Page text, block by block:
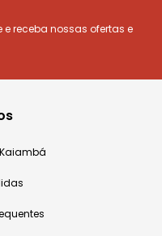
receba nossas ofertas e